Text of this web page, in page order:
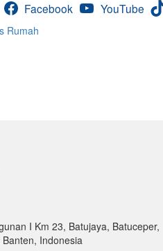
Facebook YouTube
Rumah
I Km 23, Batujaya, Batuceper,
Indonesia